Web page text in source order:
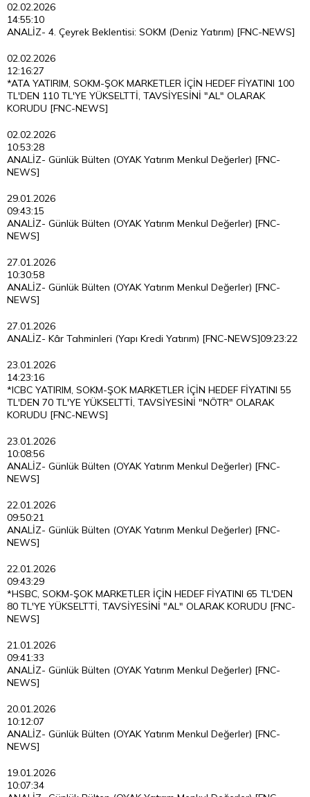
02.02.2026
14:55:10
ANALİZ- 4. Çeyrek Beklentisi: SOKM (Deniz Yatırım) [FNC-NEWS]
02.02.2026
12:16:27
*ATA YATIRIM, SOKM-ŞOK MARKETLER İÇİN HEDEF FİYATINI 100
TL'DEN 110 TL'YE YÜKSELTTİ, TAVSİYESİNİ "AL" OLARAK
KORUDU [FNC-NEWS]
02.02.2026
10:53:28
ANALİZ- Günlük Bülten (OYAK Yatırım Menkul Değerler) [FNC-
NEWS]
29.01.2026
09:43:15
ANALİZ- Günlük Bülten (OYAK Yatırım Menkul Değerler) [FNC-
NEWS]
27.01.2026
10:30:58
ANALİZ- Günlük Bülten (OYAK Yatırım Menkul Değerler) [FNC-
NEWS]
27.01.2026
09:23:22
ANALİZ- Kâr Tahminleri (Yapı Kredi Yatırım) [FNC-NEWS]
23.01.2026
14:23:16
*ICBC YATIRIM, SOKM-ŞOK MARKETLER İÇİN HEDEF FİYATINI 55
TL'DEN 70 TL'YE YÜKSELTTİ, TAVSİYESİNİ "NÖTR" OLARAK
KORUDU [FNC-NEWS]
23.01.2026
10:08:56
ANALİZ- Günlük Bülten (OYAK Yatırım Menkul Değerler) [FNC-
NEWS]
22.01.2026
09:50:21
ANALİZ- Günlük Bülten (OYAK Yatırım Menkul Değerler) [FNC-
NEWS]
22.01.2026
09:43:29
*HSBC, SOKM-ŞOK MARKETLER İÇİN HEDEF FİYATINI 65 TL'DEN
80 TL'YE YÜKSELTTİ, TAVSİYESİNİ "AL" OLARAK KORUDU [FNC-
NEWS]
21.01.2026
09:41:33
ANALİZ- Günlük Bülten (OYAK Yatırım Menkul Değerler) [FNC-
NEWS]
20.01.2026
10:12:07
ANALİZ- Günlük Bülten (OYAK Yatırım Menkul Değerler) [FNC-
NEWS]
19.01.2026
10:07:34